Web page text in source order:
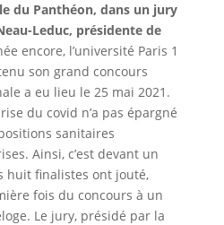
du Panthéon, dans un jury
Leduc, présidente de
encore, l’université Paris 1
son grand concours
a eu lieu le 25 mai 2021.
du covid n’a pas épargné
sanitaires
Ainsi, c’est devant un
huit finalistes ont jouté,
fois du concours à un
Le jury, présidé par la